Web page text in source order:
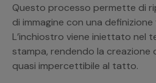
Questo processo permette di
di immagine con una definizione
L’inchiostro viene iniettato nel
stampa, rendendo la creazione
quasi impercettibile al tatto.